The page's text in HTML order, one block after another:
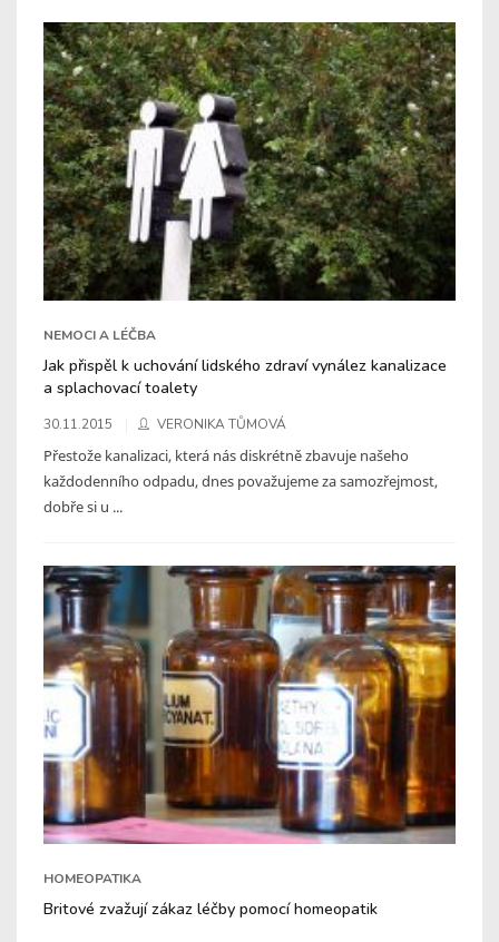
NEMOCI A LÉČBA
Jak přispěl k uchování lidského zdraví vynález kanalizace
a splachovací toalety
30.11.2015 VERONIKA TŮMOVÁ
Přestože kanalizaci, která nás diskrétně zbavuje našeho
každodenního odpadu, dnes považujeme za samozřejmost,
dobře si u ...
HOMEOPATIKA
Britové zvažují zákaz léčby pomocí homeopatik